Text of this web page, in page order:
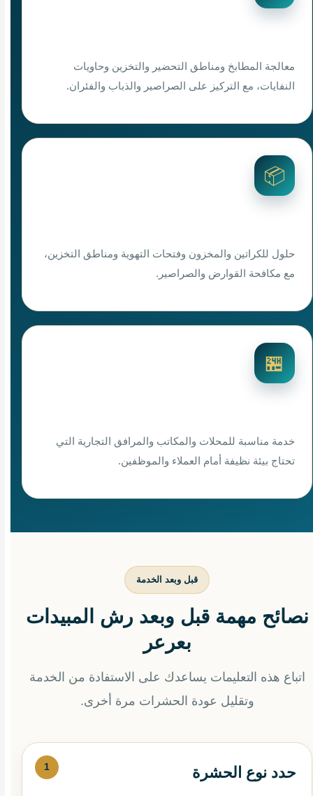
معالجة المطابخ ومناطق التحضير والتخزين وحاويات
النفايات، مع التركيز على الصراصير والذباب والفئران.
📦
حلول للكراتين والمخزون وفتحات التهوية ومناطق التخزين،
مع مكافحة القوارض والصراصير.
🏪
خدمة مناسبة للمحلات والمكاتب والمرافق التجارية التي
تحتاج بيئة نظيفة أمام العملاء والموظفين.
قبل وبعد الخدمة
نصائح مهمة قبل وبعد رش المبيدات
بعرعر
اتباع هذه التعليمات يساعدك على الاستفادة من الخدمة
وتقليل عودة الحشرات مرة أخرى.
حدد نوع الحشرة